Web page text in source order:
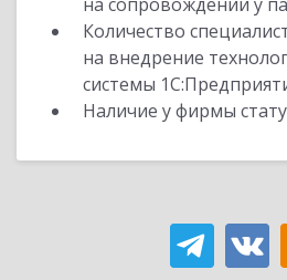
Количество
на внедрение
системы
Наличие у фирмы